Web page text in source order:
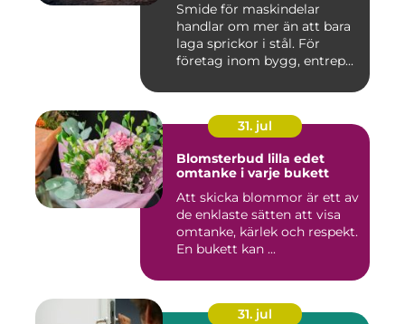
Smide för maskindelar
handlar om mer än att bara
laga sprickor i stål. För
företag inom bygg, entrep...
31. jul
Blomsterbud lilla edet
omtanke i varje bukett
Att skicka blommor är ett av
de enklaste sätten att visa
omtanke, kärlek och respekt.
En bukett kan ...
31. jul